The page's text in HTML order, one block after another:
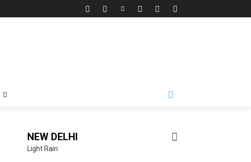
NEW DELHI
Light Rain